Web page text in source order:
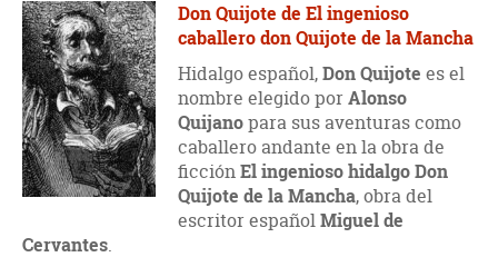
Don Quijote de El ingenioso
caballero don Quijote de la Mancha
Hidalgo español,Don Quijote es el
nombre elegido por Alonso
Quijanopara sus aventuras como
caballero andante en la obra de
ficciónEl ingenioso hidalgo Don
Quijote de la Mancha, obra del
escritor españolMiguel de
Cervantes.